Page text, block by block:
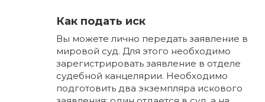
Как подать иск
Вы можете лично передать заявление в
мировой суд. Для этого необходимо
зарегистрировать заявление в отделе
судебной канцелярии. Необходимо
подготовить два экземпляра искового